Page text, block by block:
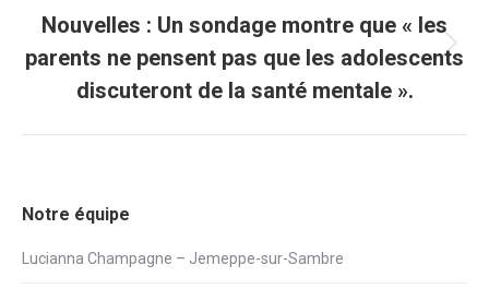
Article
suivant
Nouvelles : Un sondage montre que « les
parents ne pensent pas que les adolescents
discuteront de la santé mentale ».
Notre équipe
Lucianna Champagne – Jemeppe-sur-Sambre